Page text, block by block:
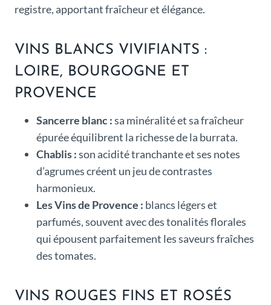
registre, apportant fraîcheur et élégance.
VINS BLANCS VIVIFIANTS :
LOIRE, BOURGOGNE ET
PROVENCE
Sancerre blanc :sa minéralité et sa fraîcheur
épurée équilibrent la richesse de la burrata.
Chablis :son acidité tranchante et ses notes
d’agrumes créent un jeu de contrastes
harmonieux.
Les Vins de Provence : blancs légers et
parfumés, souvent avec des tonalités florales
qui épousent parfaitement les saveurs fraîches
des tomates.
VINS ROUGES FINS ET ROSÉS